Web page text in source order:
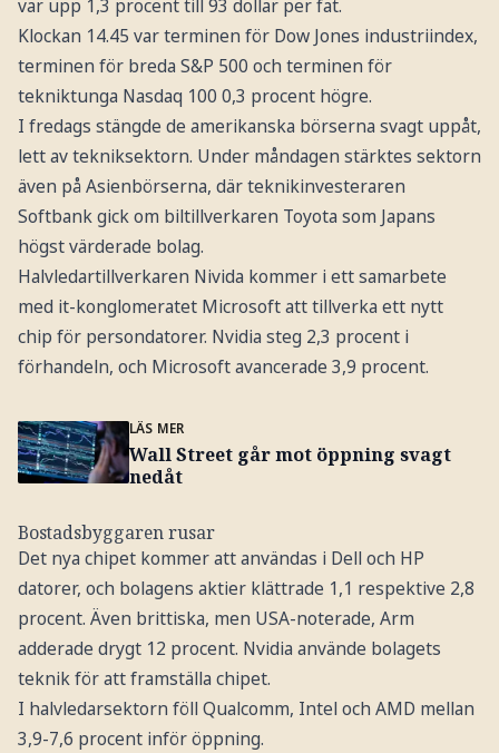
var upp 1,3 procent till 93 dollar per fat.
Klockan 14.45 var terminen för Dow Jones industriindex,
terminen för breda S&P 500 och terminen för
tekniktunga Nasdaq 100 0,3 procent högre.
I fredags stängde de amerikanska börserna svagt uppåt,
lett av tekniksektorn. Under måndagen stärktes sektorn
även på Asienbörserna, där teknikinvesteraren
Softbank gick om biltillverkaren Toyota som Japans
högst värderade bolag.
Halvledartillverkaren Nivida kommer i ett samarbete
med it-konglomeratet Microsoft att tillverka ett nytt
chip för persondatorer. Nvidia steg 2,3 procent i
förhandeln, och Microsoft avancerade 3,9 procent.
LÄS MER
Wall Street går mot öppning svagt
nedåt
Bostadsbyggaren rusar
Det nya chipet kommer att användas i Dell och HP
datorer, och bolagens aktier klättrade 1,1 respektive 2,8
procent. Även brittiska, men USA-noterade, Arm
adderade drygt 12 procent. Nvidia använde bolagets
teknik för att framställa chipet.
I halvledarsektorn föll Qualcomm, Intel och AMD mellan
3,9-7,6 procent inför öppning.